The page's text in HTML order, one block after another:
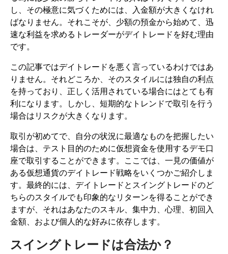
し、その極意に気づくためには、入金額が大きくなけれ
ばなりません。それこそが、少額の預金から始めて、迅
速な利益を求めるトレーダーがデイトレードを好む理由
です。
この記事ではデイトレードを悪く言っているわけではあ
りません。それどころか、そのスタイルには独自の利点
を持っており、正しく活用されている場合にはとても有
利になります。しかし、短期的なトレンドで取引を行う
場合はリスクが大きくなります。
取引が初めてで、自分の状況に最適なものを把握したい
場合は、テスト目的のために仮想資金を使用するデモ口
座で取引することができます。ここでは、一見の価値が
ある仮想通貨のデイトレード戦略をいくつかご紹介しま
す。最終的には、デイトレードとスイングトレードのど
ちらのスタイルでも印象的なリターンを得ることができ
ますが、それはあなたのスキル、集中力、心理、初回入
金額、および個人的な好みに依存します。
スイングトレードは合法か？